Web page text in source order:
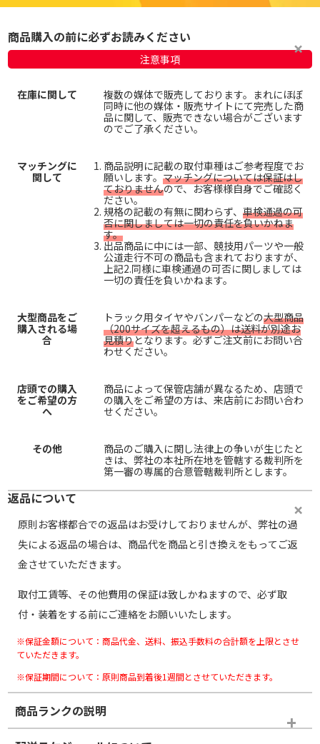
商品購入の前に必ずお読みください
注意事項
在庫に関して
複数の媒体で販売しております。まれにほぼ
同時に他の媒体・販売サイトにて完売した商
品に関して、販売できない場合がございます
のでご了承ください。
マッチングに
関して
商品説明に記載の取付車種はご参考程度でお
願いします。 マッチングについては保証はし
ておりませんので、お客様様自身でご確認く
ださい。
規格の記載の有無に関わらず、 車検通過の可
否に関しましては一切の責任を負いかねま
す。
出品商品に中には一部、競技用パーツや一般
公道走行不可の商品も含まれておりますが、
上記2.同様に車検通過の可否に関しましては
一切の責任を負いかねます。
大型商品をご
購入される場
合
トラック用タイヤやバンパーなどの大型商品
（200サイズを超えるもの）は送料が別途お
見積りとなります。必ずご注文前にお問い合
わせください。
店頭での購入
をご希望の方
へ
商品によって保管店舗が異なるため、店頭で
の購入をご希望の方は、来店前にお問い合わ
せください。
その他
商品のご購入に関し法律上の争いが生じたと
きは、弊社の本社所在地を管轄する裁判所を
第一審の専属的合意管轄裁判所とします。
返品について
原則お客様都合での返品はお受けしておりませんが、弊社の過
失による返品の場合は、商品代を商品と引き換えをもってご返
金させていただきます。
取付工賃等、その他費用の保証は致しかねますので、必ず取
付・装着をする前にご連絡をお願いいたします。
※保証金額について：商品代金、送料、振込手数料の合計額を上限とさせ
ていただきます。
※保証期間について：原則商品到着後1週間とさせていただきます。
商品ランクの説明
※商品ランクは出品者の主観により判断しておりますので、あら